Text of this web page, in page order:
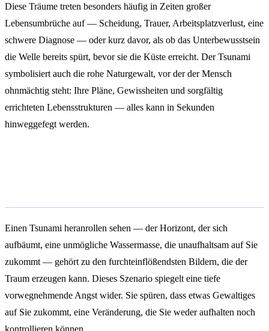
Diese Träume treten besonders häufig in Zeiten großer
Lebensumbrüche auf — Scheidung, Trauer, Arbeitsplatzverlust, eine
schwere Diagnose — oder kurz davor, als ob das Unterbewusstsein
die Welle bereits spürt, bevor sie die Küste erreicht. Der Tsunami
symbolisiert auch die rohe Naturgewalt, vor der der Mensch
ohnmächtig steht: Ihre Pläne, Gewissheiten und sorgfältig
errichteten Lebensstrukturen — alles kann in Sekunden
hinweggefegt werden.
Einen Tsunami heranrollen sehen — der Horizont, der sich
aufbäumt, eine unmögliche Wassermasse, die unaufhaltsam auf Sie
zukommt — gehört zu den furchteinflößendsten Bildern, die der
Traum erzeugen kann. Dieses Szenario spiegelt eine tiefe
vorwegnehmende Angst wider. Sie spüren, dass etwas Gewaltiges
auf Sie zukommt, eine Veränderung, die Sie weder aufhalten noch
kontrollieren können.